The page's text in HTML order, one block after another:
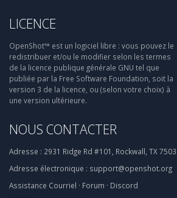
LICENCE
OpenShot™ est un logiciel libre : vous pouvez le
redistribuer et/ou le modifier selon les termes
de la licence publique générale GNU tel que
publiée par la Free Software Foundation, soit la
version 3 de la licence, ou (selon votre choix) à
une version ultérieure.
NOUS CONTACTER
Adresse : 2931 Ridge Rd #101, Rockwall, TX
Adresse électronique : support@openshot.org
Assistance Courriel · Forum · Discord